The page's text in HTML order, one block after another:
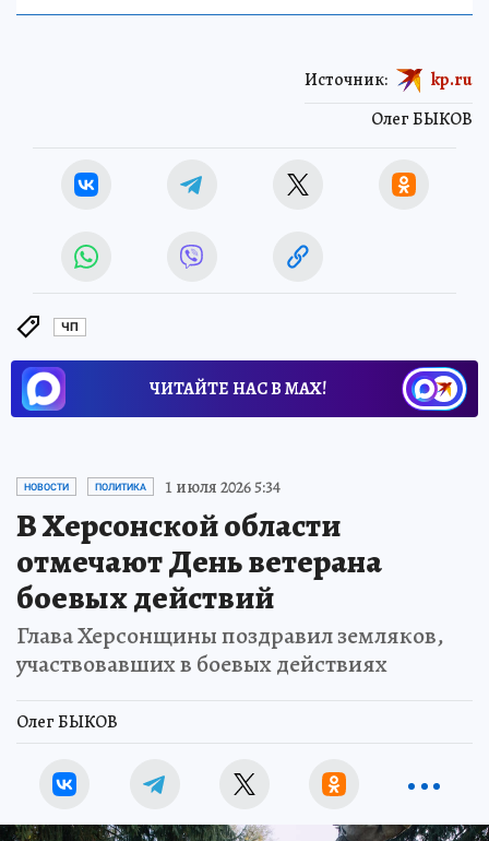
Олег БЫКОВ
Источник: kp.ru
ЧП
ЧИТАЙТЕ НАС В МАХ!
НОВОСТИ ПОЛИТИКА 1 июля 2026 5:34
В Херсонской области
отмечают День ветерана
боевых действий
Глава Херсонщины поздравил земляков,
участвовавших в боевых действиях
Олег БЫКОВ